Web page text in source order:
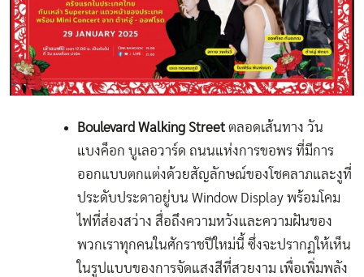
Boulevard Walking Street ตลอดเส้นทาง วัน
แบงค็อก บูเลอวาร์ด ถนนแห่งการขอพร ที่มีการ
ออกแบบตกแต่งด้วยสัญลักษณ์ของโชคลาภและงูที่
ประดับประดาอยู่บน Window Display พร้อมโคม
ไฟที่ส่องสว่าง สื่อถึงความหวังและความฝันของ
พวกเราทุกคนในศักราชปีใหม่นี้ ซึ่งจะปรากฏให้เห็น
ในรูปแบบของการจัดแสงสีที่สวยงาม เพื่อเพิ่มพลัง